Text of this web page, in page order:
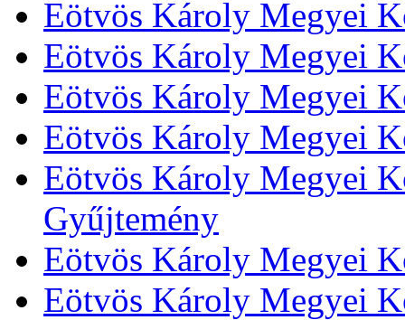
Eötvös Károly Megyei
Eötvös Károly Megyei
Eötvös Károly Megyei
Eötvös Károly Megyei
Eötvös Károly Megyei
Gyűjtemény
Eötvös Károly Megyei
Eötvös Károly Megyei